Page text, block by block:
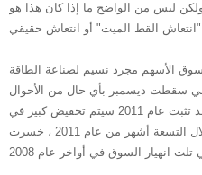
، ولكن ليس من الواضح ما إذا كان هذا هو
الأسهم مجرد نسيم لصناعة الطاقة
سقطت ديسمبر بأي حال من الأحوال
هو إلى حد بعيد أسوأ سيناريو، يتذكر أحد تثبت عام 2011 سيتم تخفيض كبير في
ذلك. خلال التسعة أشهر من عام 2011 ، خسرت TAN 70٪ من قيمتها وفقدت